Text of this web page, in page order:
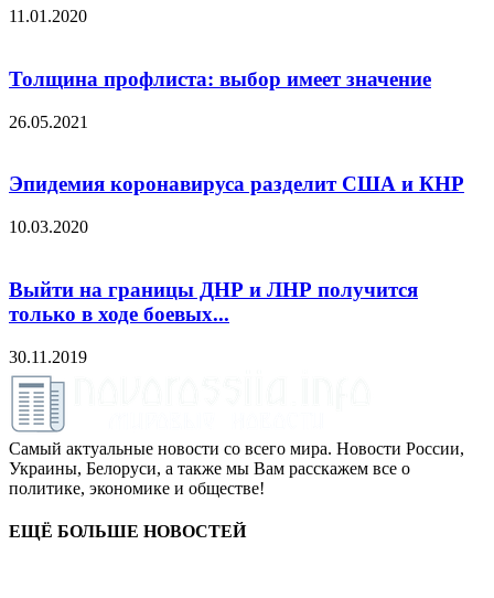
11.01.2020
Толщина профлиста: выбор имеет значение
26.05.2021
Эпидемия коронавируса разделит США и КНР
10.03.2020
Выйти на границы ДНР и ЛНР получится
только в ходе боевых...
30.11.2019
Самый актуальные новости со всего мира. Новости России,
Украины, Белоруси, а также мы Вам расскажем все о
политике, экономике и обществе!
ЕЩЁ БОЛЬШЕ НОВОСТЕЙ